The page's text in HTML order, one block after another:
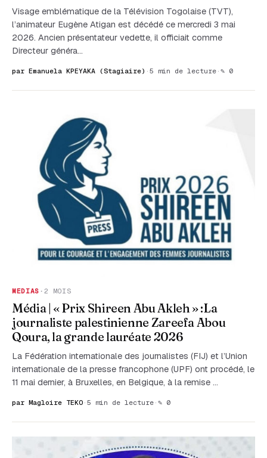
Visage emblématique de la Télévision Togolaise (TVT),
l’animateur Eugène Atigan est décédé ce mercredi 3 mai
2026. Ancien présentateur vedette, il officiait comme
Directeur généra…
par Emanuela KPEYAKA (Stagiaire) · 5 min de lecture · ✎ 0
MEDIAS · 2 MOIS
Média | « Prix Shireen Abu Akleh » :La
journaliste palestinienne Zareefa Abou
Qoura, la grande lauréate 2026
La Fédération internationale des journalistes (FIJ) et l’Union
internationale de la presse francophone (UPF) ont procédé, le
11 mai dernier, à Bruxelles, en Belgique, à la remise …
par Magloire TEKO · 5 min de lecture · ✎ 0